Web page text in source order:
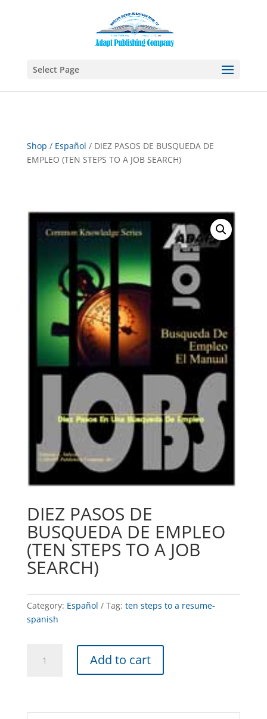
Select Page
Shop / Español / DIEZ PASOS DE BUSQUEDA DE
EMPLEO (TEN STEPS TO A JOB SEARCH)
DIEZ PASOS DE
BUSQUEDA DE EMPLEO
(TEN STEPS TO A JOB
SEARCH)
Category: Español Tag: ten steps to a resume-
spanish
PASOS
Add to cart
t